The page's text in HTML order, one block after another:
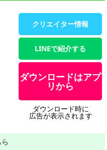
クリエイター情報
LINEで紹介する
ダウンロードはアプ
リから
ダウンロード時に
広告が表示されます